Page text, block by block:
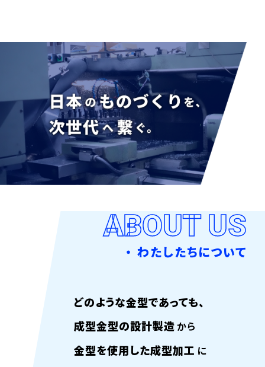
ABOUT US
わたしたちについて
どのような金型であっても、
成型金型の設計製造 から
金型を使用した成型加工 に